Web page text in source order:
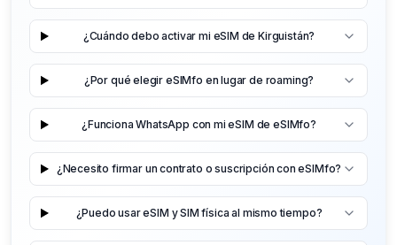
¿Cuándo debo activar mi eSIM de Kirguistán?
¿Por qué elegir eSIMfo en lugar de roaming?
¿Funciona WhatsApp con mi eSIM de eSIMfo?
¿Necesito firmar un contrato o suscripción con eSIMfo?
¿Puedo usar eSIM y SIM física al mismo tiempo?